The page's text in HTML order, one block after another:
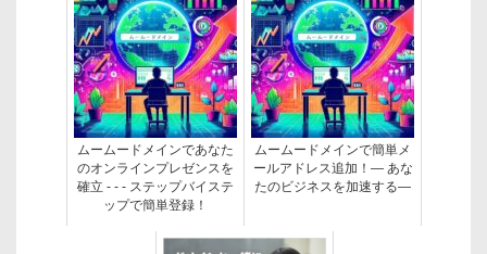
ムームードメインであなた
のオンラインプレゼンスを
確立 - - - ステップバイステ
ップで簡単登録！
ムームードメインで簡単メ
ールアドレス追加！— あな
たのビジネスを加速する—